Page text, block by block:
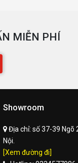
MIỄN PHÍ
Showroom
Địa chỉ: số 37-39 Ngõ
Nội.
[Xem đường đi]